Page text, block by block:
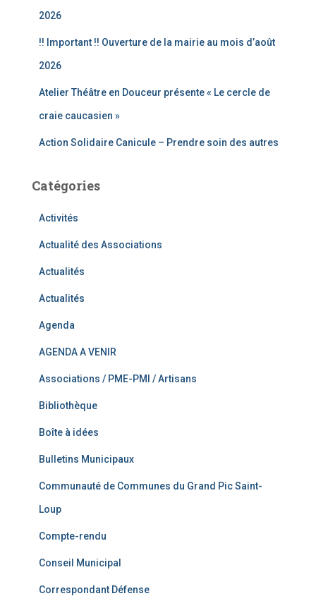
2026
!! Important !! Ouverture de la mairie au mois d’août
2026
Atelier Théâtre en Douceur présente « Le cercle de
craie caucasien »
Action Solidaire Canicule – Prendre soin des autres
Catégories
Activités
Actualité des Associations
Actualités
Actualités
Agenda
AGENDA A VENIR
Associations / PME-PMI / Artisans
Bibliothèque
Boîte à idées
Bulletins Municipaux
Communauté de Communes du Grand Pic Saint-
Loup
Compte-rendu
Conseil Municipal
Correspondant Défense